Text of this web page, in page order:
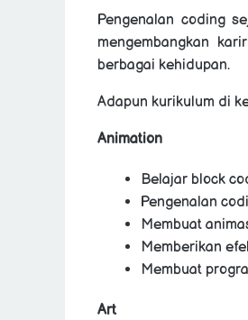
Pengenalan coding
mengembangkan
berbagai kehidupan.
Adapun kurikulum di
Animation
Belajar block
Pengenalan
Membuat
Memberikan
Membuat
Art